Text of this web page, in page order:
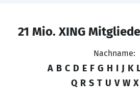
21 Mio. XING
Nachname:
A B C D E F G H I J K
Q R S T U V W X